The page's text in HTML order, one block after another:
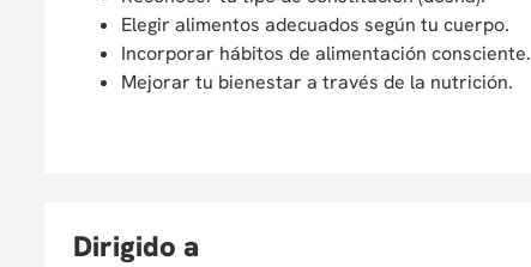
Elegir alimentos adecuados según tu cuerpo.
Incorporar hábitos de alimentación consciente.
Mejorar tu bienestar a través de la nutrición.
Dirigido a